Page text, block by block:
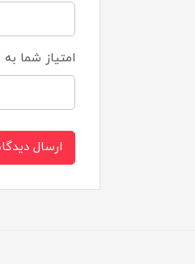
امتیاز شما
ارسال